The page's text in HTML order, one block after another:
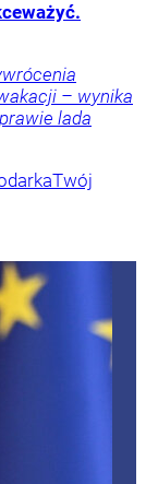
– wynika
lada
Twój